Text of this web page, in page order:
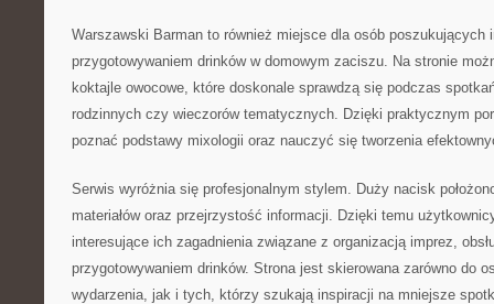
Warszawski Barman to również miejsce dla osób poszukujących
przygotowywaniem drinków w domowym zaciszu. Na stronie
koktajle owocowe, które doskonale sprawdzą się podczas
rodzinnych czy wieczorów tematycznych. Dzięki praktycznym
poznać podstawy mixologii oraz nauczyć się tworzenia
Serwis wyróżnia się profesjonalnym stylem. Duży nacisk
materiałów oraz przejrzystość informacji. Dzięki temu
interesujące ich zagadnienia związane z organizacją imprez,
przygotowywaniem drinków. Strona jest skierowana zarówno do
wydarzenia, jak i tych, którzy szukają inspiracji na mniejsze